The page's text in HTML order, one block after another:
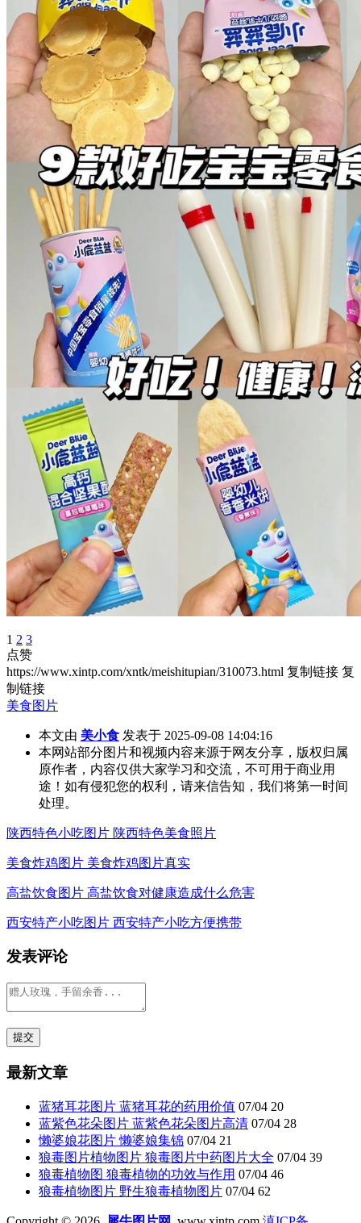
1 2 3
点赞
https://www.xintp.com/xntk/meishitupian/310073.html 复制链接 复
制链接
美食图片
本文由 美小食 发表于 2025-09-08 14:04:16
本网站部分图片和视频内容来源于网友分享，版权归属
原作者，内容仅供大家学习和交流，不可用于商业用
途！如有侵犯您的权利，请来信告知，我们将第一时间
处理。
陕西特色小吃图片 陕西特色美食照片
美食炸鸡图片 美食炸鸡图片真实
高盐饮食图片 高盐饮食对健康造成什么危害
西安特产小吃图片 西安特产小吃方便携带
发表评论
最新文章
蓝猪耳花图片 蓝猪耳花的药用价值 07/04 20
蓝紫色花朵图片 蓝紫色花朵图片高清 07/04 28
懒婆娘花图片 懒婆娘集锦 07/04 21
狼毒图片植物图片 狼毒图片中药图片大全 07/04 39
狼毒植物图 狼毒植物的功效与作用 07/04 46
狼毒植物图片 野生狼毒植物图片 07/04 62